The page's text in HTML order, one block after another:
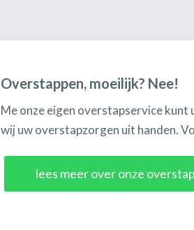
Overstappen, moeilijk? Nee!
Me onze eigen overstapservice
wij uw overstapzorgen uit handen.
lees meer over onze